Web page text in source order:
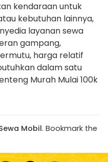
kendaraan untuk
kebutuhan lainnya,
layanan sewa
gampang,
harga relatif
dalam satu
Murah Mulai 100k
Mobil. Bookmark the